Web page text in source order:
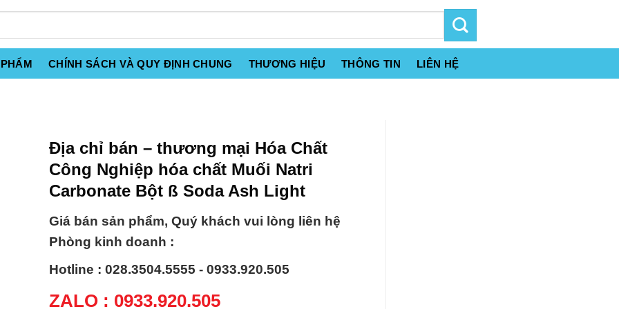
CHÍNH SÁCH VÀ QUY ĐỊNH CHUNG THƯƠNG HIỆU THÔNG TIN LIÊN HỆ
Địa chỉ bán – thương mại Hóa Chất
Công Nghiệp hóa chất Muối Natri
Carbonate Bột ß Soda Ash Light
Giá bán sản phẩm, Quý khách vui lòng liên hệ
Phòng kinh doanh :
Hotline : 028.3504.5555 - 0933.920.505
ZALO : 0933.920.505